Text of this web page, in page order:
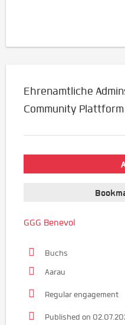
Ehrenamtliche
Community
GGG Benevol
Buchs
Aarau
Regular engagement
Published on